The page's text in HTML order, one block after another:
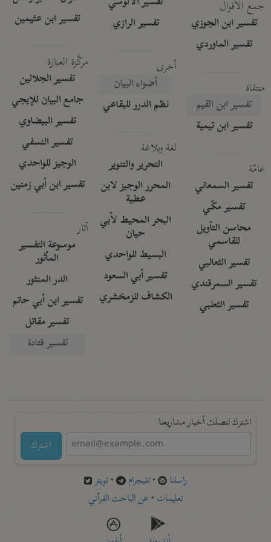
جمع الأقوال
تفسير ابن الجوزي
تفسير الماوردي
منتقاة
تفسير ابن القيم
تفسير ابن تيمية
عامّة
تفسير السمعاني
تفسير مكّي
محاسن التأويل
للقاسمي
تفسير الثعالبي
تفسير السمرقندي
تفسير الثعلبي
تفسير الرازي
أخرى
أضواء البيان
نظم الدرر للبقاعي
لغة وبلاغة
التحرير والتنوير
المحرر الوجيز لابن
عطية
البحر المحيط لأبي
حيان
البسيط للواحدي
تفسير أبي السعود
الكشاف للزمخشري
تفسير ابن عثيمين
مركَّزة العبارة
تفسير الجلالين
جامع البيان للإيجي
تفسير البيضاوي
تفسير النسفي
الوجيز للواحدي
تفسير ابن أبي زمنين
آثار
موسوعة التفسير
المأثور
الدر المنثور
تفسير ابن أبي حاتم
تفسير مقاتل
تفسير قتادة
اشترك لتصلك أخبار مشاريعنا
اشترك
راسلنا •تليجرام •تويتر
تعليمات •عن الباحث القرآني